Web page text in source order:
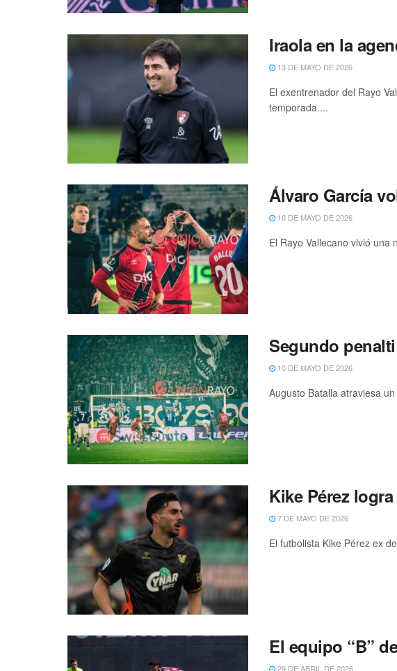
Iraola en la
13 DE MAYO DE 2026
El exentrenador del Rayo
temporada....
Álvaro García
10 DE MAYO DE 2026
El Rayo Vallecano vivió
Segundo
10 DE MAYO DE 2026
Augusto Batalla atraviesa
Kike Pérez
7 DE MAYO DE 2026
El futbolista Kike Pérez ex
El equipo “B”
29 DE ABRIL DE 2026